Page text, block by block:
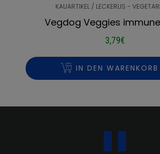
KAUARTIKEL / LECKERLIS -
Vegdog Veggies
3,79€
IN DEN WARENKORB